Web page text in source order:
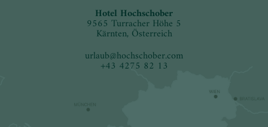
Hotel Hochschober
9565 Turracher Höhe 5
Kärnten, Österreich
urlaub@hochschober.com
+43 4275 82 13